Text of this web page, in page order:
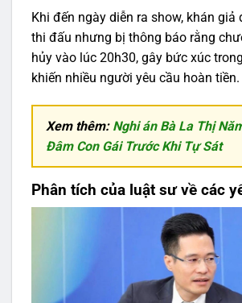
Khi đến ngày diễn ra show, khán giả
thi đấu nhưng bị thông báo rằng
hủy vào lúc 20h30, gây bức xúc
khiến nhiều người yêu cầu hoàn tiền.
Xem thêm: Nghi án Bà La Thị
Đâm Con Gái Trước Khi Tự Sát
Phân tích của luật sư về các